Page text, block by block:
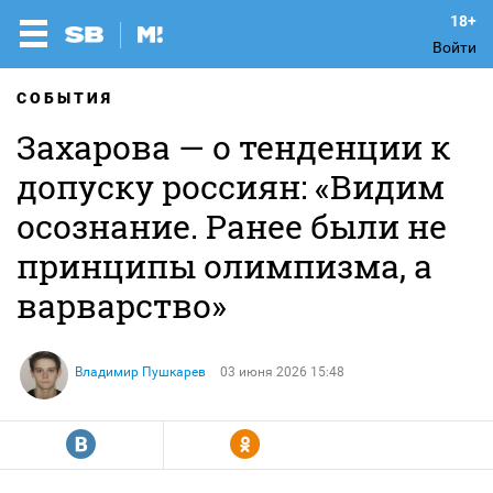
Войти
СОБЫТИЯ
Захарова — о тенденции к
допуску россиян: «Видим
осознание. Ранее были не
принципы олимпизма, а
варварство»
Владимир Пушкарев 03 июня 2026 15:48
R Y